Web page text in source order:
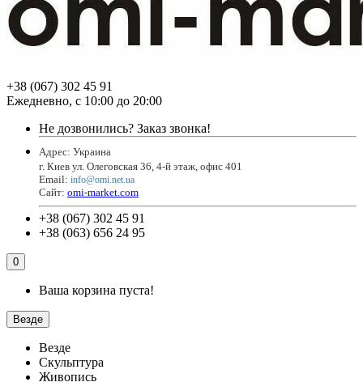
+38 (067) 302 45 91
Ежедневно, с 10:00 до 20:00
Не дозвонились? Заказ звонка!
Адрес: Украина
г. Киев ул. Олеговская 36, 4-й этаж, офис 401
Email: info@omi.net.ua
Сайт: omi-market.com
+38 (067) 302 45 91
+38 (063) 656 24 95
0
Ваша корзина пуста!
Везде
Везде
Скульптура
Живопись